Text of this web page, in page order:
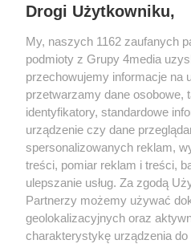
Redakcja Reklama
Drogi Użytkowniku,
My, naszych 1162 zaufanych
podmioty z Grupy 4media
przechowujemy informacje na
przetwarzamy dane osobowe,
identyfikatory, standardowe
urządzenie czy dane
spersonalizowanych reklam,
treści, pomiar reklam i treści,
ulepszanie usług. Za zgodą
Partnerzy możemy używać
geolokalizacyjnych oraz
charakterystykę urządzenia do